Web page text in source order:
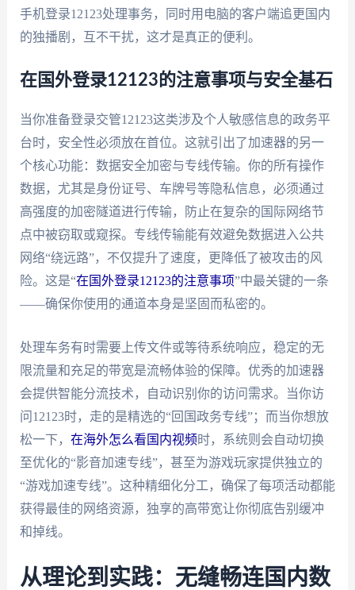
手机登录12123处理事务，同时用电脑的客户端追更国内
的独播剧，互不干扰，这才是真正的便利。
在国外登录12123的注意事项与安全基石
当你准备登录交管12123这类涉及个人敏感信息的政务平
台时，安全性必须放在首位。这就引出了加速器的另一
个核心功能：数据安全加密与专线传输。你的所有操作
数据，尤其是身份证号、车牌号等隐私信息，必须通过
高强度的加密隧道进行传输，防止在复杂的国际网络节
点中被窃取或窥探。专线传输能有效避免数据进入公共
网络“绕远路”，不仅提升了速度，更降低了被攻击的风
险。这是“在国外登录12123的注意事项”中最关键的一条
——确保你使用的通道本身是坚固而私密的。
处理车务有时需要上传文件或等待系统响应，稳定的无
限流量和充足的带宽是流畅体验的保障。优秀的加速器
会提供智能分流技术，自动识别你的访问需求。当你访
问12123时，走的是精选的“回国政务专线”；而当你想放
松一下， 在海外怎么看国内视频时，系统则会自动切换
至优化的“影音加速专线”，甚至为游戏玩家提供独立的
“游戏加速专线”。这种精细化分工，确保了每项活动都能
获得最佳的网络资源，独享的高带宽让你彻底告别缓冲
和掉线。
从理论到实践：无缝畅连国内数